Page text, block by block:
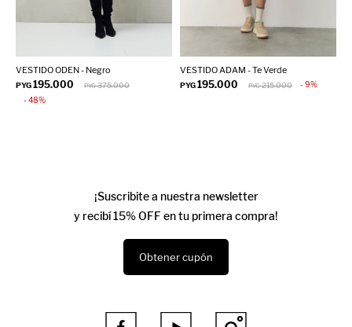
VESTIDO ODEN - Negro
PYG195.000 PYG 375.000
48
VESTIDO ADAM - Te Verde
PYG195.000 PYG 215.000 9
¡Suscribite a nuestra newsletter
y recibí 15% OFF en tu primera compra!
Obtener cupón